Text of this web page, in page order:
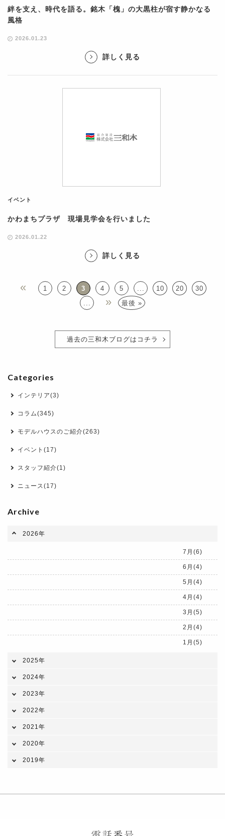
絆を支え、時代を語る。銘木「槐」の大黒柱が宿す静かなる
風格
2026.01.23
詳しく見る
イベント
かわまちプラザ 現場見学会を行いました
2026.01.22
詳しく見る
« 1 2 3 4 5 ... 10 20
30
...
» 最後 »
過去の三和木ブログはコチラ
Categories
インテリア(3)
コラム(345)
モデルハウスのご紹介(263)
イベント(17)
スタッフ紹介(1)
ニュース(17)
Archive
2026年
7月(6)
6月(4)
5月(4)
4月(4)
3月(5)
2月(4)
1月(5)
2025年
2024年
2023年
2022年
2021年
2020年
2019年